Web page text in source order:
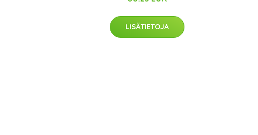
LISÄTIETOJA